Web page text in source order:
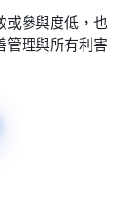
或參與度低，也
管理與所有利害